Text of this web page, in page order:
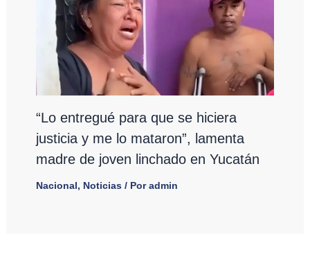
“Lo entregué para que se hiciera
justicia y me lo mataron”, lamenta
madre de joven linchado en Yucatán
Nacional, Noticias/ Poradmin